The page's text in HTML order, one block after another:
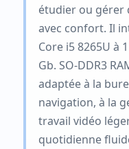
étudier ou gérer
avec confort. Il
Core i5 8265U à
Gb. SO-DDR3
adaptée à la
navigation, à la
travail vidéo
quotidienne